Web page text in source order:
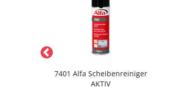
7401 Alfa Scheibenreiniger
AKTIV